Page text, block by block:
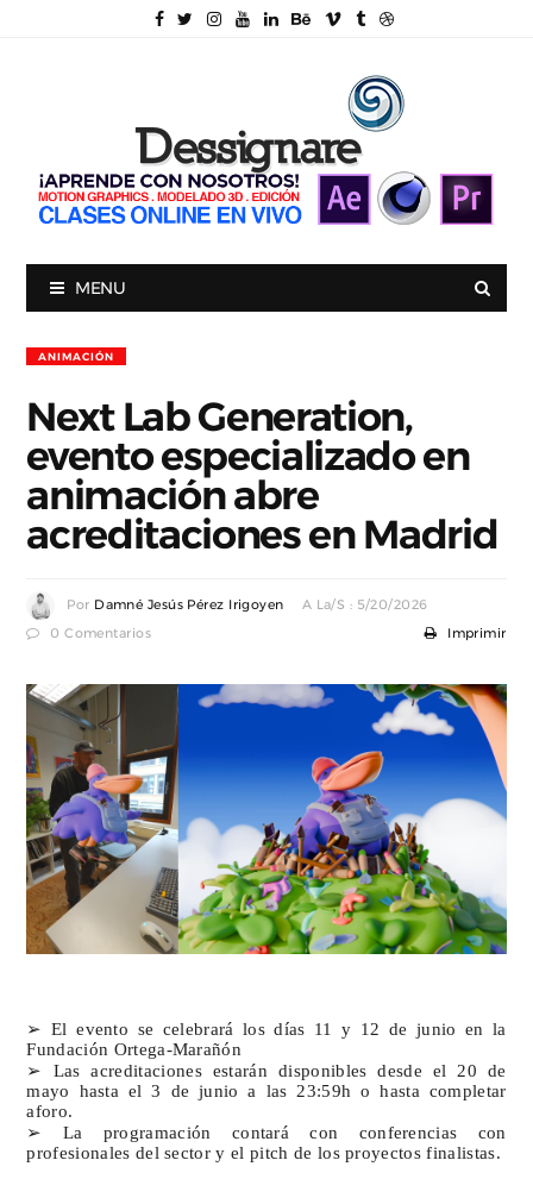
MENU
ANIMACIÓN
Next Lab Generation,
evento especializado en
animación abre
acreditaciones en Madrid
Por Damné Jesús Pérez Irigoyen A La/s : 5/20/2026
0 Comentarios Imprimir
➢ El evento se celebrará los días 11 y 12 de junio en la
Fundación Ortega-Marañón
➢ Las acreditaciones estarán disponibles desde el 20 de
mayo hasta el 3 de junio a las 23:59h o hasta completar
aforo.
➢ La programación contará con conferencias con
profesionales del sector y el pitch de los proyectos finalistas.